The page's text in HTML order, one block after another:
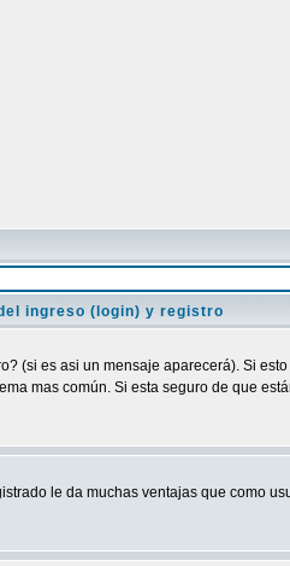
ingreso (login) y registro
(si es asi un mensaje aparecerá). Si
mas común. Si esta seguro de que
le da muchas ventajas que como